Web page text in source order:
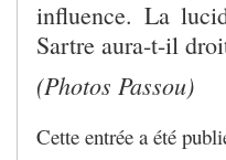
influence. La
Sartre aura-t-il
(Photos Passou)
Cette entrée a été